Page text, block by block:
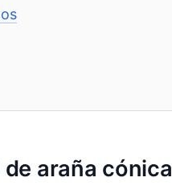
araña cónica